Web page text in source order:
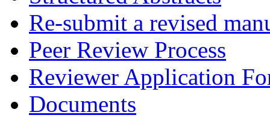
Re-submit a revised
Peer Review Process
Reviewer Application
Documents